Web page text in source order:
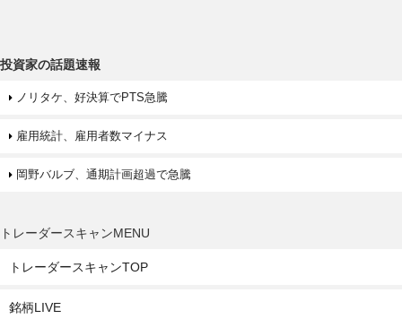
投資家の話題速報
ノリタケ、好決算でPTS急騰
雇用統計、雇用者数マイナス
岡野バルブ、通期計画超過で急騰
トレーダースキャンMENU
トレーダースキャンTOP
銘柄LIVE